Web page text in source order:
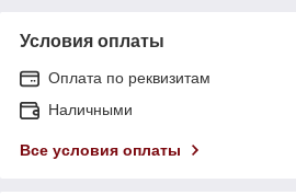
Условия оплаты
Оплата по реквизитам
Наличными
Все условия оплаты